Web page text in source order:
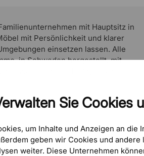
Sie Cookies
um Inhalte und Anzeigen an
geben wir Cookies und
weiter. Diese Unternehmen
mit Hauptsitz in
mit Persönlichkeit und klarer
einsetzen lassen. Alle
in Schweden hergestellt, mit
zu einem nachhaltigen und